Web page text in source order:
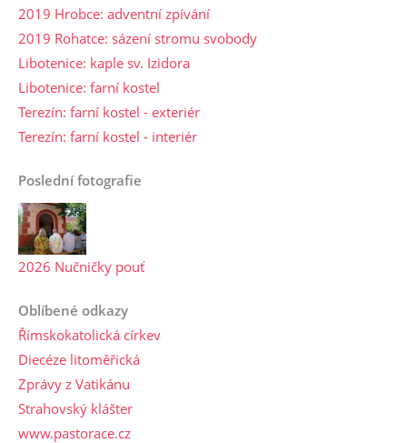
2019 Hrobce: adventní zpívání
2019 Rohatce: sázení stromu svobody
Libotenice: kaple sv. Izidora
Libotenice: farní kostel
Terezín: farní kostel - exteriér
Terezín: farní kostel - interiér
Poslední fotografie
2026 Nučničky pouť
Oblíbené odkazy
Římskokatolická církev
Diecéze litoměřická
Zprávy z Vatikánu
Strahovský klášter
www.pastorace.cz